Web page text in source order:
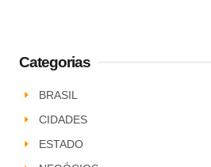
Categorias
BRASIL
CIDADES
ESTADO